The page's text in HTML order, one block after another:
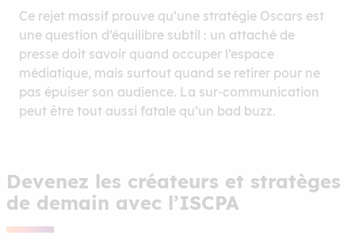
Ce rejet massif prouve qu’une stratégie Oscars est
une question d’équilibre subtil : un attaché de
presse doit savoir quand occuper l’espace
médiatique, mais surtout quand se retirer pour ne
pas épuiser son audience. La sur-communication
peut être tout aussi fatale qu’un bad buzz.
Devenez les créateurs et stratèges
de demain avec l’ISCPA